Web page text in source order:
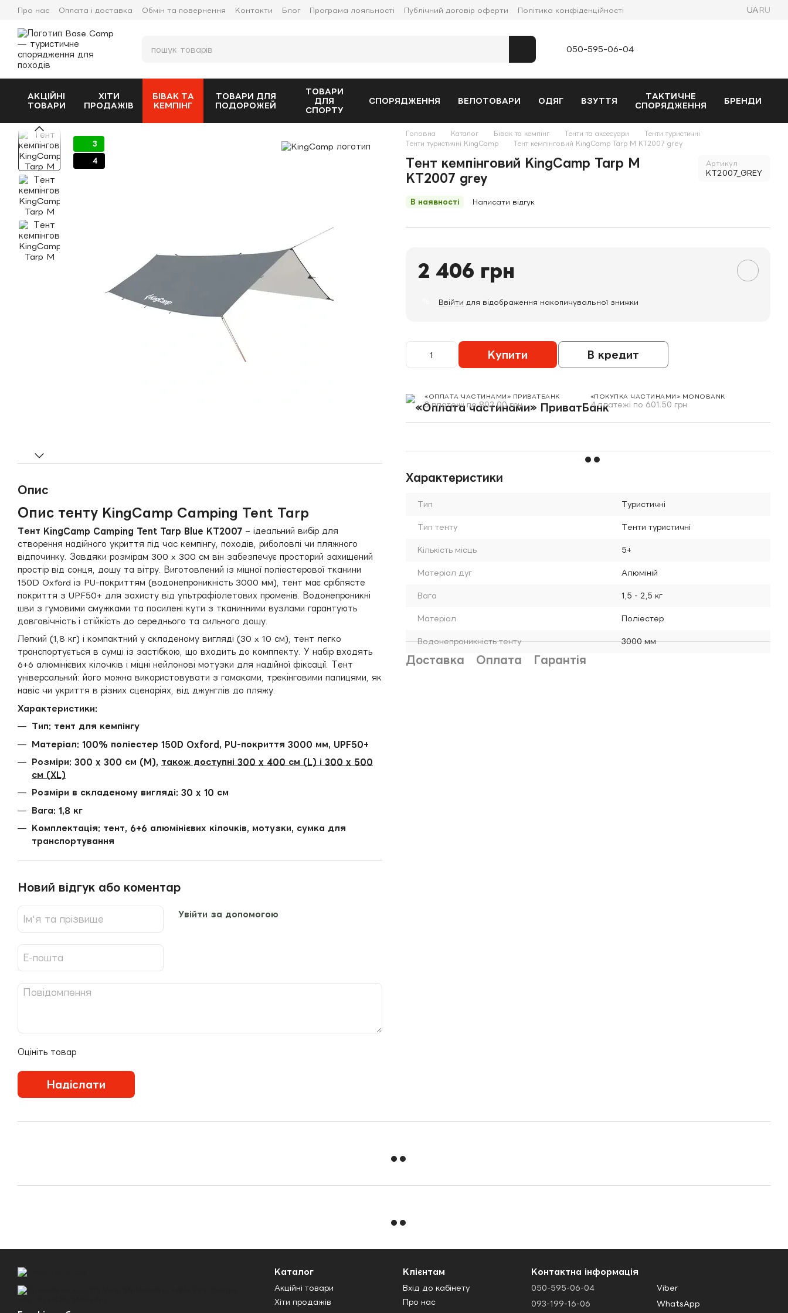
Перейти до основного контенту
Про нас Оплата і доставка Обмін та повернення Контакти Блог Програма лояльності Публічний договір оферти Політика конфіденційності UA RU
050-595-06-04
АКЦІЙНІ
ТОВАРИ
ХІТИ
ПРОДАЖІВ
БІВАК ТА
КЕМПІНГ
ТОВАРИ ДЛЯ
ПОДОРОЖЕЙ
ТОВАРИ
ДЛЯ
СПОРТУ
СПОРЯДЖЕННЯ ВЕЛОТОВАРИ ОДЯГ ВЗУТТЯ
ТАКТИЧНЕ
СПОРЯДЖЕННЯ
БРЕНДИ
3
4
Опис
Опис тенту KingCamp Camping Tent Tarp
Тент KingCamp Camping Tent Tarp Blue KT2007 – ідеальний вибір для
створення надійного укриття під час кемпінгу, походів, риболовлі чи пляжного
відпочинку. Завдяки розмірам 300 x 300 см він забезпечує просторий захищений
простір від сонця, дощу та вітру. Виготовлений із міцної поліестерової тканини
150D Oxford із PU-покриттям (водонепроникність 3000 мм), тент має сріблясте
покриття з UPF50+ для захисту від ультрафіолетових променів. Водонепроникні
шви з гумовими смужками та посилені кути з тканинними вузлами гарантують
довговічність і стійкість до середнього та сильного дощу.
Легкий (1,8 кг) і компактний у складеному вигляді (30 x 10 см), тент легко
транспортується в сумці із застібкою, що входить до комплекту. У набір входять
6+6 алюмінієвих кілочків і міцні нейлонові мотузки для надійної фіксації. Тент
універсальний: його можна використовувати з гамаками, трекінговими палицями, як
навіс чи укриття в різних сценаріях, від джунглів до пляжу.
Характеристики:
Тип: тент для кемпінгу
Матеріал: 100% поліестер 150D Oxford, PU-покриття 3000 мм, UPF50+
Розміри: 300 x 300 см (M), також доступні 300 x 400 см (L) і 300 x 500
см (XL)
Розміри в складеному вигляді: 30 x 10 см
Вага: 1,8 кг
Комплектація: тент, 6+6 алюмінієвих кілочків, мотузки, сумка для
транспортування
Новий відгук або коментар
Увійти за допомогою
Оцініть товар
Надіслати
Головна Каталог Бівак та кемпінг Тенти та аксесуари
Тенти туристичні
Тенти туристичні KingCamp
Тент кемпінговий KingCamp Tarp M KT2007 grey
Тент кемпінговий KingCamp Tarp M
KT2007 grey
Артикул
KT2007_GREY
В наявності Написати відгук
2 406 грн
Ввійти для відображення накопичувальної знижки
Купити В кредит
«ОПЛАТА ЧАСТИНАМИ» ПРИВАТБАНК
3 платежі по 802.00 грн
«ПОКУПКА ЧАСТИНАМИ» MONOBANK
4 платежі по 601.50 грн
Характеристики
Тип Туристичні
Тип тенту Тенти туристичні
Кількість місць 5+
Матеріал дуг Алюміній
Вага 1,5 - 2,5 кг
Матеріал Поліестер
Водонепроникність тенту 3000 мм
Доставка Оплата Гарантія
Каталог
Акційні товари
Хіти продажів
Клієнтам
Вхід до кабінету
Про нас
Контактна інформація
050-595-06-04
093-199-16-06
Viber
WhatsApp